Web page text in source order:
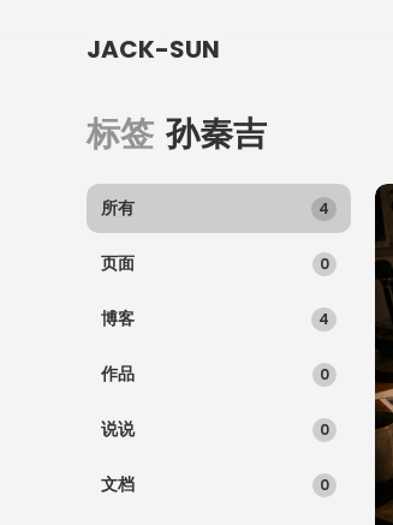
JACK-SUN
标签 孙秦吉
所有 4
页面 0
博客 4
作品 0
说说 0
文档 0